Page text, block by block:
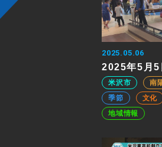
2025.05.06
2025年5月5
米沢市 南
季節
文化
地域情報